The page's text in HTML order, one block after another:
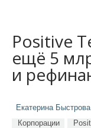
Positive
ещё 5
и
Екатерина Быстрова
Корпорации